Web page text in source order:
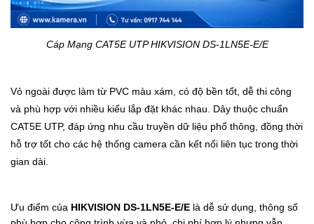
Cáp Mạng CAT5E UTP HIKVISION DS-1LN5E-E/E
Vỏ ngoài được làm từ PVC màu xám, có độ bền tốt, dễ thi công
và phù hợp với nhiều kiểu lắp đặt khác nhau. Dây thuộc chuẩn
CAT5E UTP, đáp ứng nhu cầu truyền dữ liệu phổ thông, đồng thời
hỗ trợ tốt cho các hệ thống camera cần kết nối liên tục trong thời
gian dài.
Ưu điểm của HIKVISION DS-1LN5E-E/E là dễ sử dụng, thông số